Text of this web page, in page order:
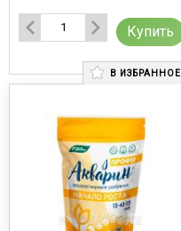
Купить
В ИЗБРАННОЕ